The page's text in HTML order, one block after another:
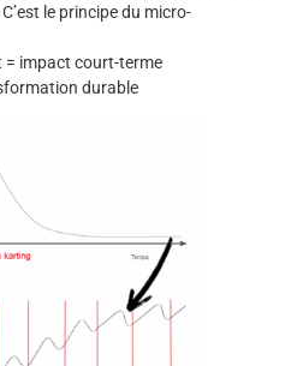
le principe du micro-
= impact court-terme
durable